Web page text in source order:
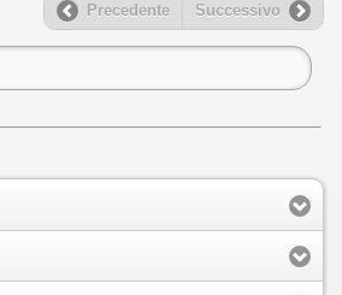
Precedente Successivo